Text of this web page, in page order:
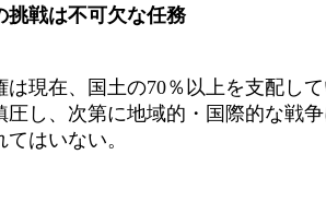
挑戦は不可欠な任務
現在、国土の70％以上を支配し
し、次第に地域的・国際的な戦
はいない。